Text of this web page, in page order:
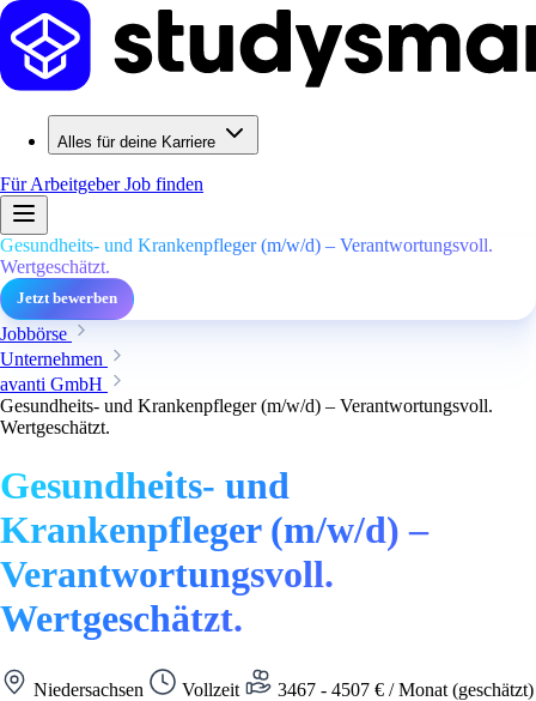
Alles für deine Karriere
Für ArbeitgeberJob finden
Gesundheits- und Krankenpfleger (m/w/d) – Verantwortungsvoll.
Wertgeschätzt.
Jetzt bewerben
Jobbörse
Unternehmen
avanti GmbH
Gesundheits- und Krankenpfleger (m/w/d) – Verantwortungsvoll.
Wertgeschätzt.
Gesundheits- und
Krankenpfleger (m/w/d) –
Verantwortungsvoll.
Wertgeschätzt.
Niedersachsen Vollzeit
3467 - 4507 € / Monat (geschätzt)